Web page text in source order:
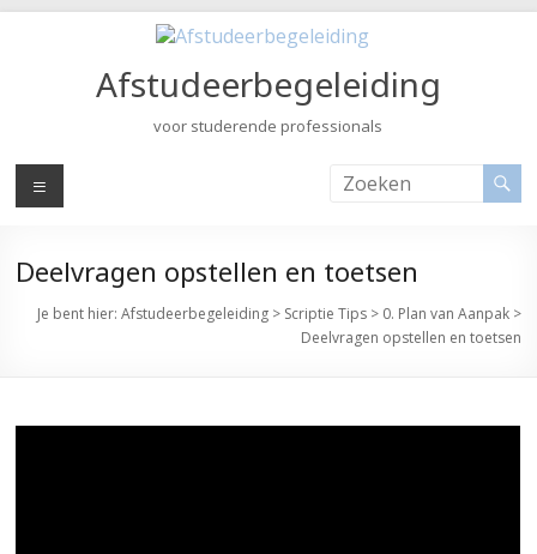
Afstudeerbegeleiding
voor studerende professionals
Menu
Deelvragen opstellen en toetsen
Je bent hier: Afstudeerbegeleiding> Scriptie Tips> 0. Plan van Aanpak>
Deelvragen opstellen en toetsen